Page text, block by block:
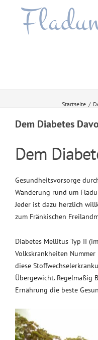
Startseite /
Dem Diabetes
Dem
Gesundheitsvorsorge
Wanderung rund um
Jeder ist dazu herzlich
zum Fränkischen
Diabetes Mellitus Typ II
Volkskrankheiten
diese
Übergewicht. Regelmäßig
Ernährung die beste